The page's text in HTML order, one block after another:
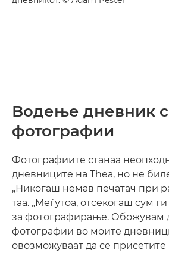
Водење дневник
фотографии
Фотографиите станаа
дневниците на Thea, но не
„Никогаш немав печатач при
таа. „Меѓутоа, отсекогаш сум
за фотографирање. Обожувам
фотографии во моите
овозможуваат да се присетите